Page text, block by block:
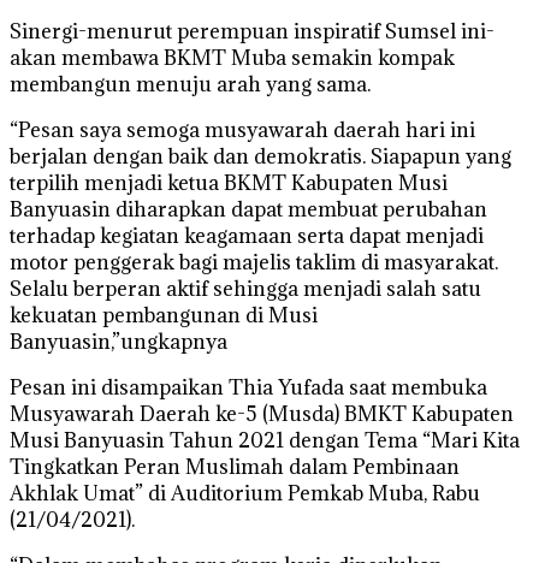
Sinergi-menurut perempuan inspiratif Sumsel ini-
akan membawa BKMT Muba semakin kompak
membangun menuju arah yang sama.
“Pesan saya semoga musyawarah daerah hari ini
berjalan dengan baik dan demokratis. Siapapun yang
terpilih menjadi ketua BKMT Kabupaten Musi
Banyuasin diharapkan dapat membuat perubahan
terhadap kegiatan keagamaan serta dapat menjadi
motor penggerak bagi majelis taklim di masyarakat.
Selalu berperan aktif sehingga menjadi salah satu
kekuatan pembangunan di Musi
Banyuasin,”ungkapnya
Pesan ini disampaikan Thia Yufada saat membuka
Musyawarah Daerah ke-5 (Musda) BMKT Kabupaten
Musi Banyuasin Tahun 2021 dengan Tema “Mari Kita
Tingkatkan Peran Muslimah dalam Pembinaan
Akhlak Umat” di Auditorium Pemkab Muba, Rabu
(21/04/2021).